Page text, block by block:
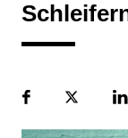
FacebookPlattform